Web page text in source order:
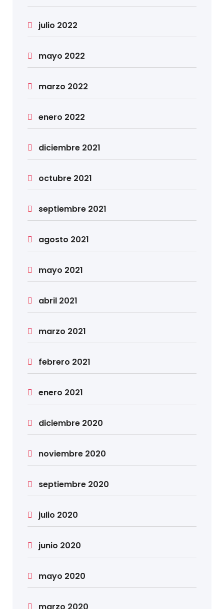
julio 2022
mayo 2022
marzo 2022
enero 2022
diciembre 2021
octubre 2021
septiembre 2021
agosto 2021
mayo 2021
abril 2021
marzo 2021
febrero 2021
enero 2021
diciembre 2020
noviembre 2020
septiembre 2020
julio 2020
junio 2020
mayo 2020